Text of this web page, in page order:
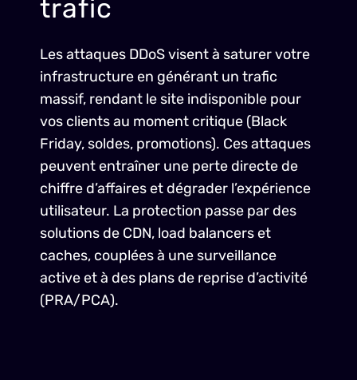
trafic
Les attaques DDoS visent à saturer votre
infrastructure en générant un trafic
massif, rendant le site indisponible pour
vos clients au moment critique (Black
Friday, soldes, promotions). Ces attaques
peuvent entraîner une perte directe de
chiffre d’affaires et dégrader l’expérience
utilisateur. La protection passe par des
solutions de CDN, load balancers et
caches, couplées à une surveillance
active et à des plans de reprise d’activité
(PRA/PCA).